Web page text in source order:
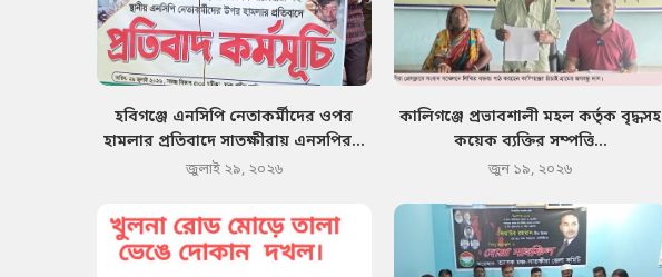
হবিগঞ্জে এনসিপি নেতাকর্মীদের ওপর
হামলার প্রতিবাদে সাতক্ষীরায় এনসপির...
জুলাই ২৯, ২০২৬
কালিগঞ্জে প্রভাবশালী মহল কর্তৃক বৃদ্ধসহ
কয়েক ব্যক্তির সম্পত্তি...
জুন ১৯, ২০২৬